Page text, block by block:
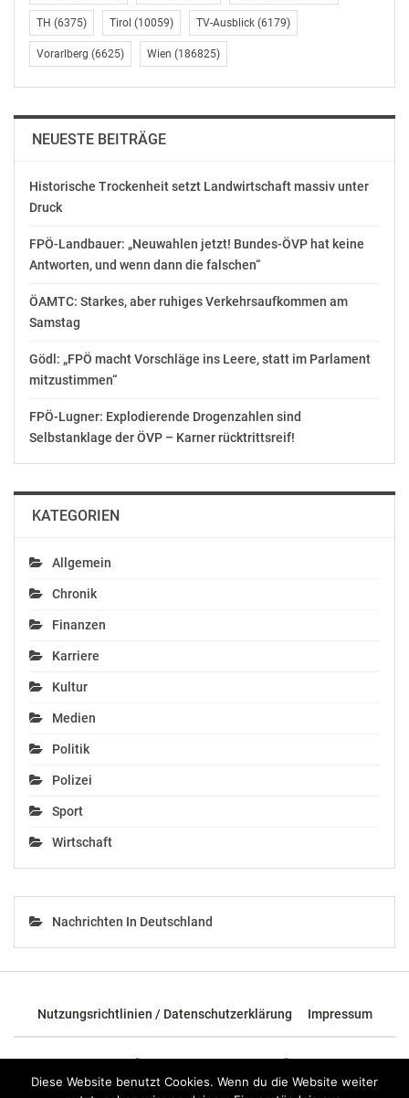
Kulturminister Blümel:
Herzliche Gratulation
an Max Hollein
April 11, 2018
Bundespräsident
gratuliert Max Hollein
zur Bestellung zum
Direktor des
New York
Max Hollein im
Lufthansa Magazin:
Hamburg (ots) - Er ist
der Mann vom Met:
einer der
erfolgreichsten
Museumsmanager der
Gegenwart - und leitet
heute in New York das
Metropolitan Museum
of Art (Met). Im
Interview mit dem
Lufthansa Magazin
(Januar-Ausgabe)
jährige Bestehen des
Hauses und darüber,
Januar 7, 2020
In "Allgemein"
TH (6375) Tirol (10059) TV-Ausblick (6179)
Vorarlberg (6625) Wien (186825)
NEUESTE BEITRÄGE
Historische Trockenheit setzt Landwirtschaft massiv unter
Druck
FPÖ-Landbauer: „Neuwahlen jetzt! Bundes-ÖVP hat keine
Antworten, und wenn dann die falschen“
ÖAMTC: Starkes, aber ruhiges Verkehrsaufkommen am
Samstag
Gödl: „FPÖ macht Vorschläge ins Leere, statt im Parlament
mitzustimmen“
FPÖ-Lugner: Explodierende Drogenzahlen sind
Selbstanklage der ÖVP – Karner rücktrittsreif!
KATEGORIEN
Allgemein
Chronik
Finanzen
Karriere
Kultur
Medien
Politik
Polizei
Sport
Wirtschaft
Nachrichten In Deutschland
Nutzungsrichtlinien / Datenschutzerklärung Impressum
© 2026 - TOP News Österreich - Nachrichten aus Österreich und der
ganzen Welt.
Diese Website benutzt Cookies. Wenn du die Website weiter